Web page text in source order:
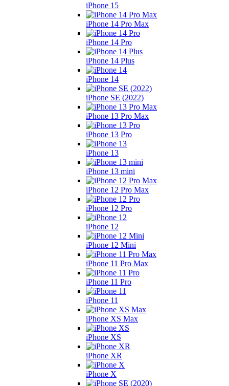
iPhone 15
iPhone 14 Pro Max
iPhone 14 Pro
iPhone 14 Plus
iPhone 14
iPhone SE (2022)
iPhone 13 Pro Max
iPhone 13 Pro
iPhone 13
iPhone 13 mini
iPhone 12 Pro Max
iPhone 12 Pro
iPhone 12
iPhone 12 Mini
iPhone 11 Pro Max
iPhone 11 Pro
iPhone 11
iPhone XS Max
iPhone XS
iPhone XR
iPhone X